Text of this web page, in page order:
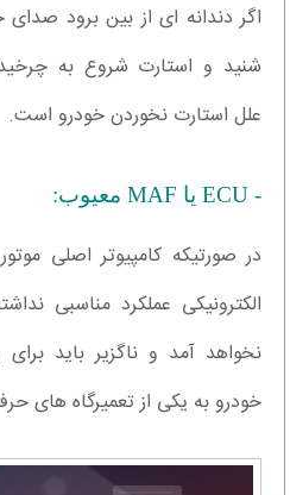
اگر دندانه ای از بین برود
شنید و استارت شروع به
علل استارت نخوردن خودرو است.
- ECU یا MAF معیوب:
در صورتیکه کامپیوتر اصلی
الکترونیکی عملکرد مناسبی
نخواهد آمد و ناگزیر باید
خودرو به یکی از تعمیرگاه های